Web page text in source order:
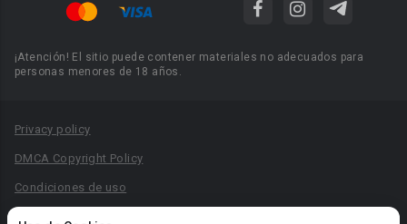
¡Atención! El sitio puede contener materiales no adecuados para
personas menores de 18 años.
Privacy policy
DMCA Copyright Policy
Condiciones de uso